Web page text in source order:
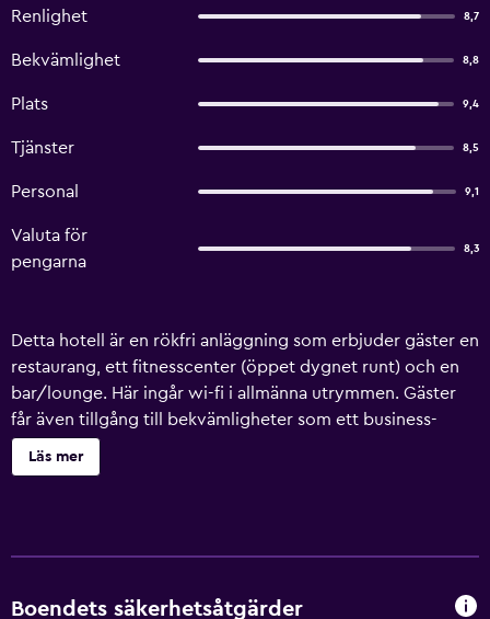
Renlighet 8,7
Bekvämlighet 8,8
Plats 9,4
Tjänster 8,5
Personal 9,1
Valuta för
pengarna
8,3
Detta hotell är en rökfri anläggning som erbjuder gäster en
restaurang, ett fitnesscenter (öppet dygnet runt) och en
bar/lounge. Här ingår wi-fi i allmänna utrymmen. Gäster
får även tillgång till bekvämligheter som ett business-
center (öppet dygnet runt), parkeringsservice och kaffe i
allmänt utrymme. Städning är tillgänglig på begäran. The
sängtillbehör av högsta kvalitet. 32-tums LCD-tv med
Läs mer
Boendets säkerhetsåtgärder